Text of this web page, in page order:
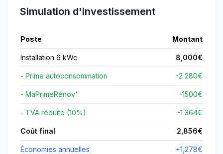
Simulation d'investissement
Poste Montant
Installation 6 kWc 8,000€
- Prime autoconsommation -2 280€
- MaPrimeRénov' -1500€
- TVA réduite (10%) -1 364€
Coût final 2,856€
Économies annuelles +1,278€